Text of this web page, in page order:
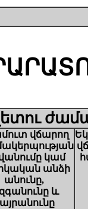
վճարող
կամ
անձի
անունը,
և